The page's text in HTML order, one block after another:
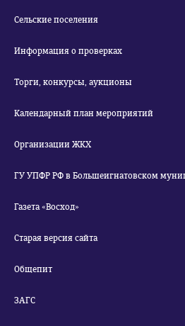
Сельские поселения
Информация о проверках
Торги, конкурсы, аукционы
Календарный план мероприятий
Организации ЖКХ
ГУ УПФР РФ в Большеигнатовском
Газета «Восход»
Старая версия сайта
Общепит
ЗАГС